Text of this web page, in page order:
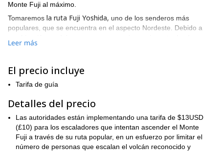
Monte Fuji al máximo.
Tomaremos la ruta Fuji Yoshida, uno de los senderos más
populares, que se encuentra en el aspecto Nordeste. Debido a
cualquier parte del sendero, incluso si no estás en la cumbre.
montaña volcánica y otros hechos históricos importantes.
El Monte Fuji es el
hacer este viaje durante los días de semana, cuando las cabañas
de montaña tienden a estar menos llenas.
Para evitar las multitudes, propongo salir muy temprano en la
mañana el segundo día. Comenzaremos a caminar a las 3.30 AM
utilizando lámparas frontales. De esa manera, podemos alcanzar
Leer más
El precio incluye
Tarifa de guía
Detalles del precio
Las autoridades están implementando una tarifa de $13USD
(£10) para los escaladores que intentan ascender el Monte
Fuji a través de su ruta popular, en un esfuerzo por limitar el
número de personas que escalan el volcán reconocido y